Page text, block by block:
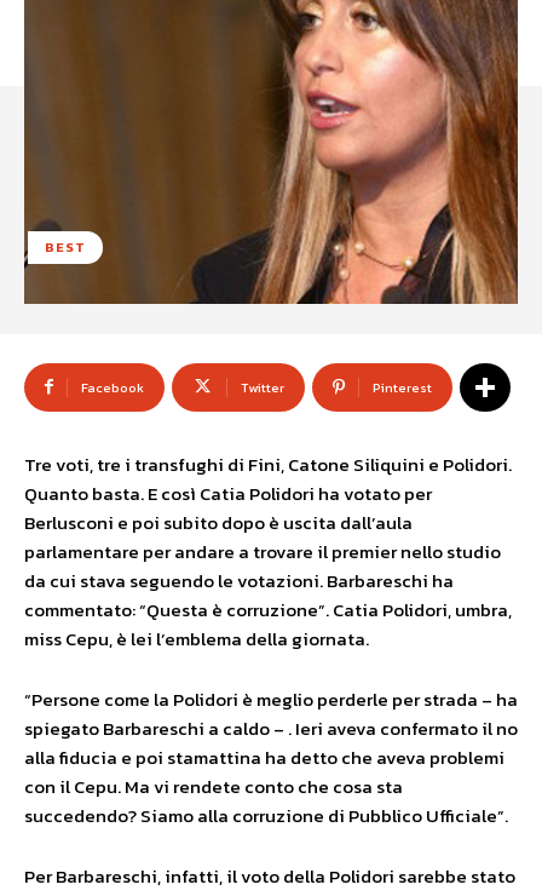
BEST
Facebook Twitter Pinterest
Tre voti, tre i transfughi di Fini, Catone Siliquini e Polidori.
Quanto basta. E così Catia Polidori ha votato per
Berlusconi e poi subito dopo è uscita dall’aula
parlamentare per andare a trovare il premier nello studio
da cui stava seguendo le votazioni. Barbareschi ha
commentato: “Questa è corruzione”. Catia Polidori, umbra,
miss Cepu, è lei l’emblema della giornata.
“Persone come la Polidori è meglio perderle per strada – ha
spiegato Barbareschi a caldo – . Ieri aveva confermato il no
alla fiducia e poi stamattina ha detto che aveva problemi
con il Cepu. Ma vi rendete conto che cosa sta
succedendo? Siamo alla corruzione di Pubblico Ufficiale”.
Per Barbareschi, infatti, il voto della Polidori sarebbe stato